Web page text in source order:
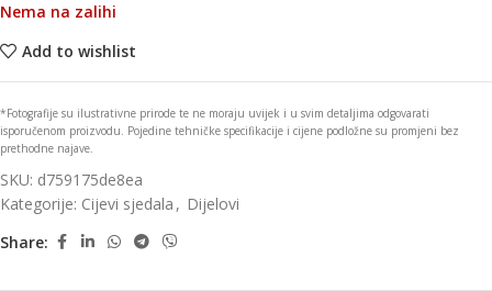
Nema na zalihi
Add to wishlist
*Fotografije su ilustrativne prirode te ne moraju uvijek i u svim detaljima odgovarati
isporučenom proizvodu. Pojedine tehničke specifikacije i cijene podložne su promjeni bez
prethodne najave.
SKU: d759175de8ea
Kategorije: Cijevi sjedala , Dijelovi
Share: